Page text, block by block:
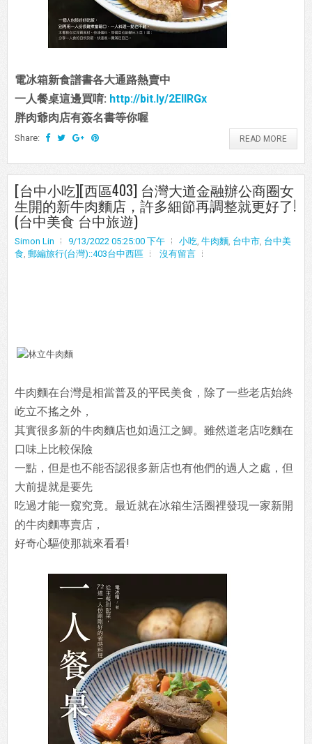
電冰箱新食譜書各大通路熱賣中
一人餐桌這邊買唷: http://bit.ly/2EIIRGx
胖肉爺肉店有簽名書等你喔
Share: READ MORE
[台中小吃][西區403] 台灣大道金融辦公商圈女
生開的新牛肉麵店，許多細節再調整就更好了!
(台中美食 台中旅遊)
Simon Lin 9/13/2022 05:25:00 下午 小吃, 牛肉麵, 台中市, 台中美
食, 郵編旅行(台灣)::403台中西區 沒有留言
牛肉麵在台灣是相當普及的平民美食，除了一些老店始終
屹立不搖之外，
其實很多新的牛肉麵店也如過江之鯽。雖然道老店吃麵在
口味上比較保險
一點，但是也不能否認很多新店也有他們的過人之處，但
大前提就是要先
吃過才能一窺究竟。最近就在冰箱生活圈裡發現一家新開
的牛肉麵專賣店，
好奇心驅使那就來看看!